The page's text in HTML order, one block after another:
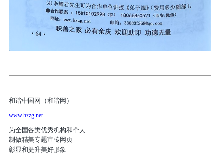
和谐中国网（和谐网）
www.hxzg.net
为全国各类优秀机构和个人
制做精美专题宣传网页
彰显和提升美好形象